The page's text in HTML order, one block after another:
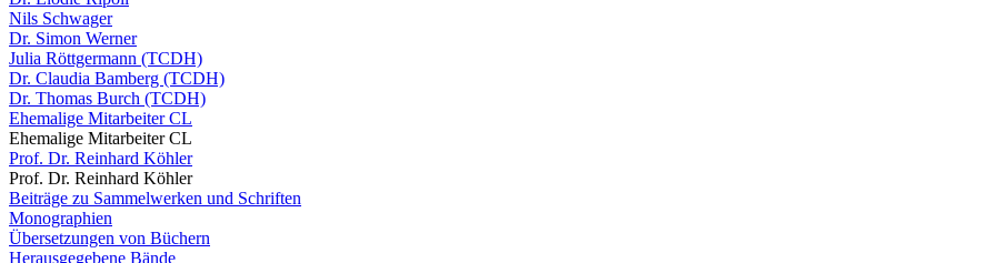
Nils Schwager
Dr. Simon Werner
Julia Röttgermann (TCDH)
Dr. Claudia Bamberg (TCDH)
Dr. Thomas Burch (TCDH)
Ehemalige Mitarbeiter CL
Ehemalige Mitarbeiter CL
Prof. Dr. Reinhard Köhler
Prof. Dr. Reinhard Köhler
Beiträge zu Sammelwerken und Schriften
Monographien
Übersetzungen von Büchern
Herausgegebene Bände